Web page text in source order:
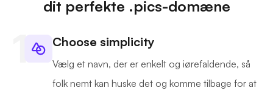
dit perfekte .pics-domæne
Choose simplicity
Vælg et navn, der er enkelt og iørefaldende, så
folk nemt kan huske det og komme tilbage for at